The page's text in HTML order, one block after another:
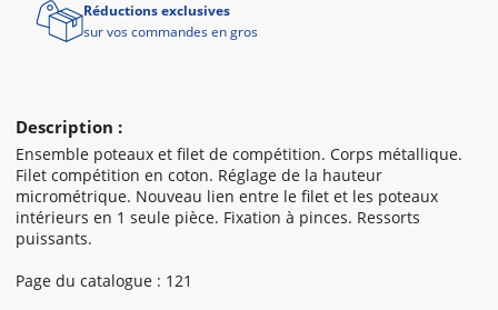
Description :
Ensemble poteaux et filet de compétition. Corps métallique.
Filet compétition en coton. Réglage de la hauteur
micrométrique. Nouveau lien entre le filet et les poteaux
intérieurs en 1 seule pièce. Fixation à pinces. Ressorts
puissants.
Page du catalogue : 121
Réductions exclusives
sur vos commandes en gros